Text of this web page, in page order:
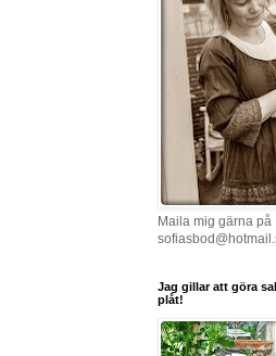
Maila mig gärna på
Jag gillar att göra
plåt!